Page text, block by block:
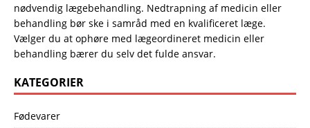
nødvendig lægebehandling. Nedtrapning af medicin eller
behandling bør ske i samråd med en kvalificeret læge.
Vælger du at ophøre med lægeordineret medicin eller
behandling bærer du selv det fulde ansvar.
KATEGORIER
Fødevarer